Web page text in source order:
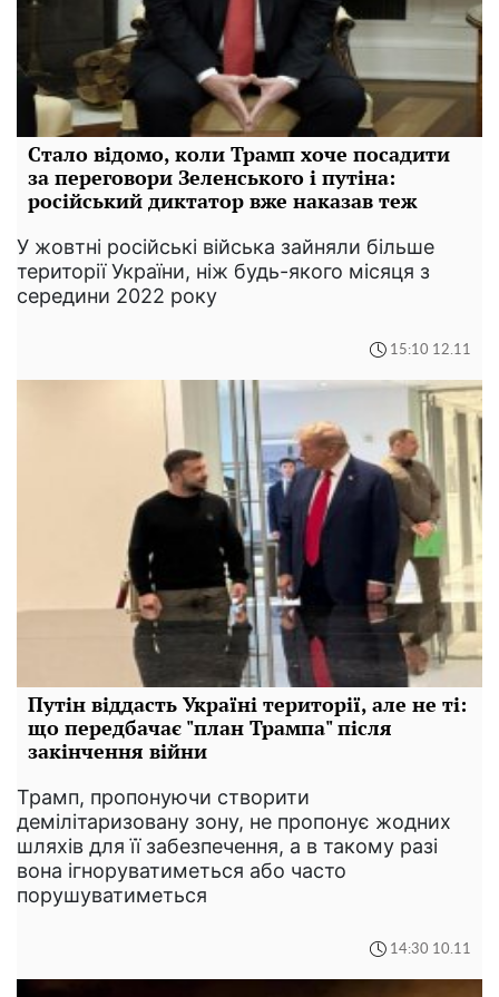
Стало відомо, коли Трамп хоче посадити
за переговори Зеленського і путіна:
російський диктатор вже наказав теж
У жовтні російські війська зайняли більше
території України, ніж будь-якого місяця з
середини 2022 року
15:10 12.11
Путін віддасть Україні території, але не ті:
що передбачає "план Трампа" після
закінчення війни
Трамп, пропонуючи створити
демілітаризовану зону, не пропонує жодних
шляхів для її забезпечення, а в такому разі
вона ігноруватиметься або часто
порушуватиметься
14:30 10.11